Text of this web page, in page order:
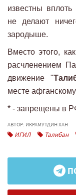
известны
не делают
зародыше.
Вместо этого,
расчленением
движение "
месте
* - запрещены в
АВТОР: ИКРАМУТДИН ХАН
ИГИЛ Талибан